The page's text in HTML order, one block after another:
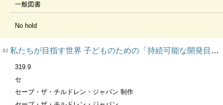
一般図書
No hold
82 私たちが目指す世界 子どものための「持続可能な開発目標」〜２０３０年までの１７のグローバル目標〜
319.9
セ
セーブ・ザ・チルドレン・ジャパン 制作